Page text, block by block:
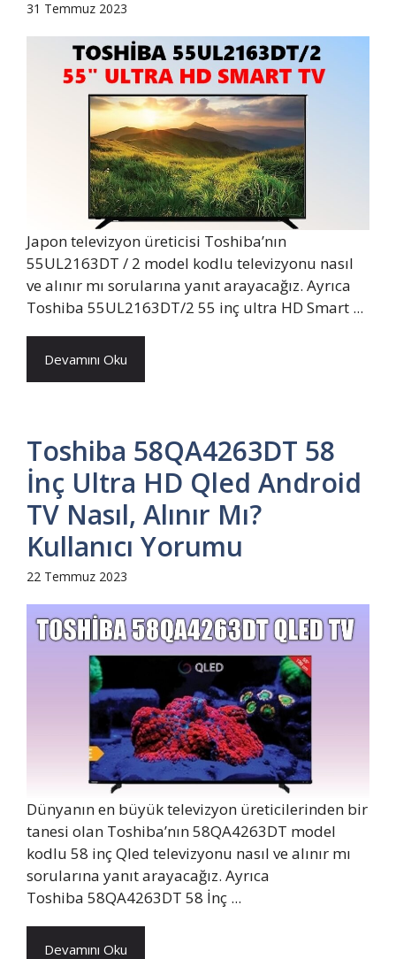
31 Temmuz 2023
Japon televizyon üreticisi Toshiba’nın
55UL2163DT / 2 model kodlu televizyonu nasıl
ve alınır mı sorularına yanıt arayacağız. Ayrıca
Toshiba 55UL2163DT/2 55 inç ultra HD Smart ...
Devamını Oku
Toshiba 58QA4263DT 58
İnç Ultra HD Qled Android
TV Nasıl, Alınır Mı?
Kullanıcı Yorumu
22 Temmuz 2023
Dünyanın en büyük televizyon üreticilerinden bir
tanesi olan Toshiba’nın 58QA4263DT model
kodlu 58 inç Qled televizyonu nasıl ve alınır mı
sorularına yanıt arayacağız. Ayrıca
Toshiba 58QA4263DT 58 İnç ...
Devamını Oku